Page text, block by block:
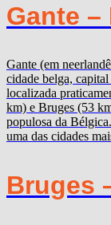
Gante
Gante (em
cidade belga,
localizada
km) e Bruges (53
populosa da
uma das cidades
Bruges